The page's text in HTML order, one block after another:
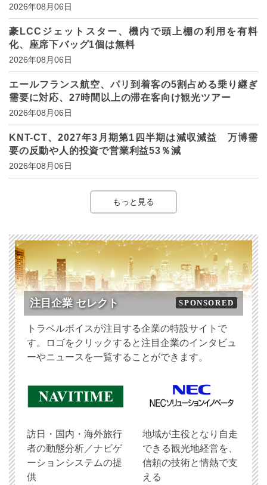
2026年08月06日
豪LCCジェットスター、機内で頭上棚の利用を有料
化、座席下バッグ1個は無料
2026年08月06日
エールフランス航空、パリ到着客の5割占める乗り継ぎ
需要に対応、27時間以上の滞在客向け観光ツアー
2026年08月06日
KNT-CT、2027年3月期第1四半期は減収減益 万博需
要の反動や人的投資で営業利益53％減
2026年08月06日
もっと見る
注目企業 セレクト SPONSORED
トラベルボイスが注目する企業の特設サイトで
す。ロゴをクリックすると注目企業のインタビュ
ーやニュースを一覧することができます。
訪日・国内・海外旅行
者の動態分析／ナビゲ
ーションシステムの提
供
地域が主役となり自走
できる観光地経営を、
信頼の技術と情熱で支
える